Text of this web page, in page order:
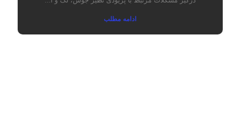
ادامه مطلب